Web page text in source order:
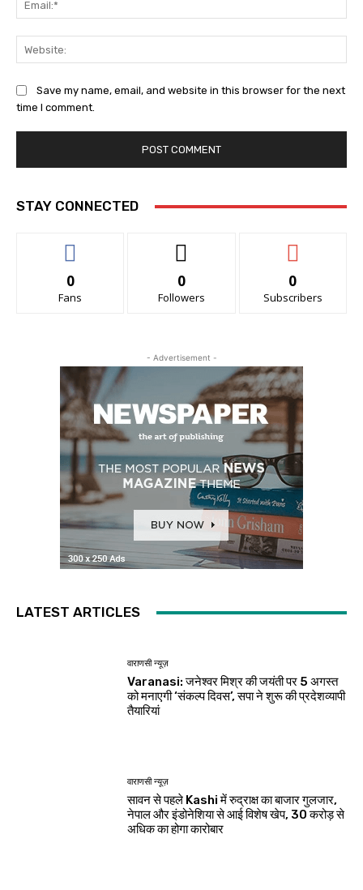
Save my name, email, and website in this browser for the next
time I comment.
STAY CONNECTED
0
Fans
0
Followers
0
Subscribers
- Advertisement -
LATEST ARTICLES
वाराणसी न्यूज़
Varanasi: जनेश्वर मिश्र की जयंती पर 5 अगस्त
को मनाएगी ‘संकल्प दिवस’, सपा ने शुरू की प्रदेशव्यापी
तैयारियां
वाराणसी न्यूज़
सावन से पहले Kashi में रुद्राक्ष का बाजार गुलजार,
नेपाल और इंडोनेशिया से आई विशेष खेप, 30 करोड़ से
अधिक का होगा कारोबार